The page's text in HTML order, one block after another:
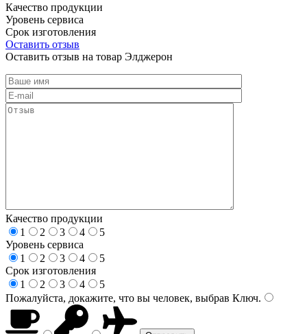
Качество продукции
Уровень сервиса
Срок изготовления
Оставить отзыв
Оставить отзыв на товар Элджерон
Качество продукции
1
2 3 4
5
Уровень сервиса
1
2 3 4
5
Срок изготовления
1
2 3 4
5
Пожалуйста, докажите, что вы человек, выбрав Ключ.